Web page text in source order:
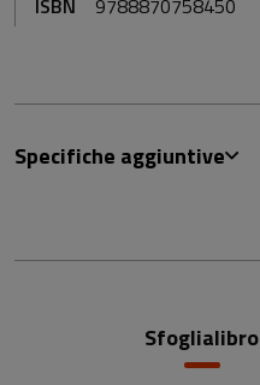
Specifiche aggiuntive
Sfoglialibro